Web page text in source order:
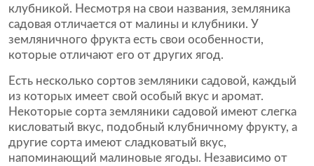
клубникой. Несмотря на свои названия, земляника
садовая отличается от малины и клубники. У
земляничного фрукта есть свои особенности,
которые отличают его от других ягод.
Есть несколько сортов земляники садовой, каждый
из которых имеет свой особый вкус и аромат.
Некоторые сорта земляники садовой имеют слегка
кисловатый вкус, подобный клубничному фрукту, а
другие сорта имеют сладковатый вкус,
напоминающий малиновые ягоды. Независимо от